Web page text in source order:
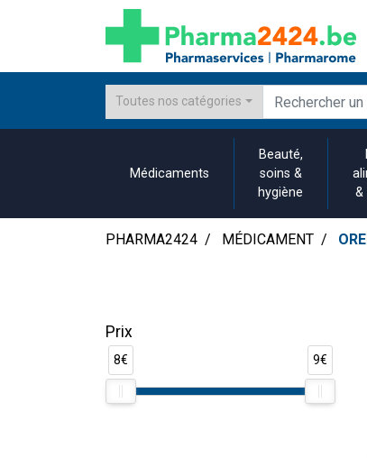
Toutes nos catégories
Médicaments
Beauté,
soins &
hygiène
&
PHARMA2424 MÉDICAMENT
Prix
8€ 9€